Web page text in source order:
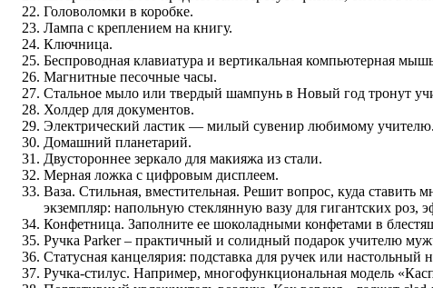
Головоломки в коробке.
Лампа с креплением на книгу.
Ключница.
Беспроводная клавиатура и вертикальная компьютерная
Магнитные песочные часы.
Стальное мыло или твердый шампунь в Новый год тронут
Холдер для документов.
Электрический ластик — милый сувенир любимому учителю.
Домашний планетарий.
Двустороннее зеркало для макияжа из стали.
Мерная ложка с цифровым дисплеем.
Ваза. Стильная, вместительная. Решит вопрос, куда
экземпляр: напольную стеклянную вазу для гигантских роз,
Конфетница. Заполните ее шоколадными конфетами в
Ручка Parker – практичный и солидный подарок учителю
Статусная канцелярия: подставка для ручек или
Ручка-стилус. Например, многофункциональная модель